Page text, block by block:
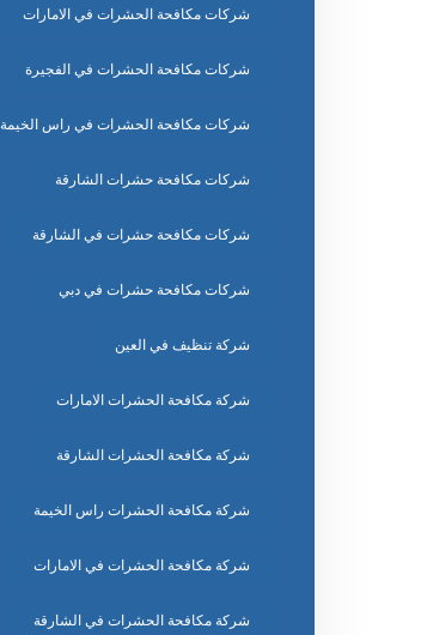
شركات مكافحة الحشرات في الامارات
شركات مكافحة الحشرات في الفجيرة
شركات مكافحة الحشرات في راس الخيمة
شركات مكافحة حشرات الشارقة
شركات مكافحة حشرات في الشارقة
شركات مكافحة حشرات في دبي
شركة تنظيف في العين
شركة مكافحة الحشرات الامارات
شركة مكافحة الحشرات الشارقة
شركة مكافحة الحشرات راس الخيمة
شركة مكافحة الحشرات في الامارات
شركة مكافحة الحشرات في الشارقة